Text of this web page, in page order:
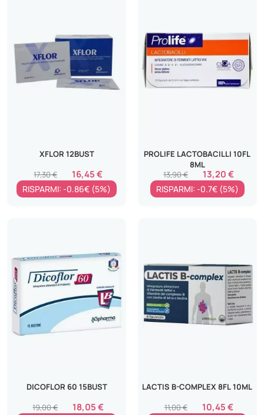
XFLOR 12BUST
16,45 €
17,30 €
RISPARMI: -0.86€ (5%)
PROLIFE LACTOBACILLI 10FL
8ML
13,20 €
13,90 €
RISPARMI: -0.7€ (5%)
DICOFLOR 60 15BUST
18,05 €
19,00 €
LACTIS B-COMPLEX 8FL 10ML
10,45 €
11,00 €